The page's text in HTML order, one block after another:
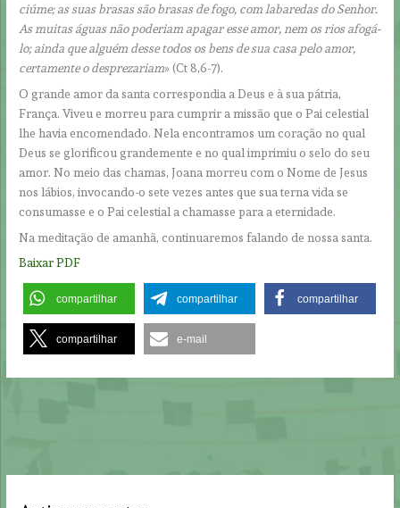
ciúme; as suas brasas são brasas de fogo, com labaredas do Senhor.
As muitas águas não poderiam apagar esse amor, nem os rios afogá-
lo; ainda que alguém desse todos os bens de sua casa pelo amor,
certamente o desprezariam» (Ct 8,6-7).
O grande amor da santa correspondia a Deus e à sua pátria,
França. Viveu e morreu para cumprir a missão que o Pai celestial
lhe havia encomendado. Nela encontramos um coração no qual
Deus se glorificou grandemente e no qual imprimiu o selo do seu
amor. No meio das chamas, Joana morreu com o Nome de Jesus
nos lábios, invocando-o sete vezes antes que sua terna vida se
consumasse e o Pai celestial a chamasse para a eternidade.
Na meditação de amanhã, continuaremos falando de nossa santa.
Baixar PDF
compartilhar compartilhar compartilhar
compartilhar e-mail